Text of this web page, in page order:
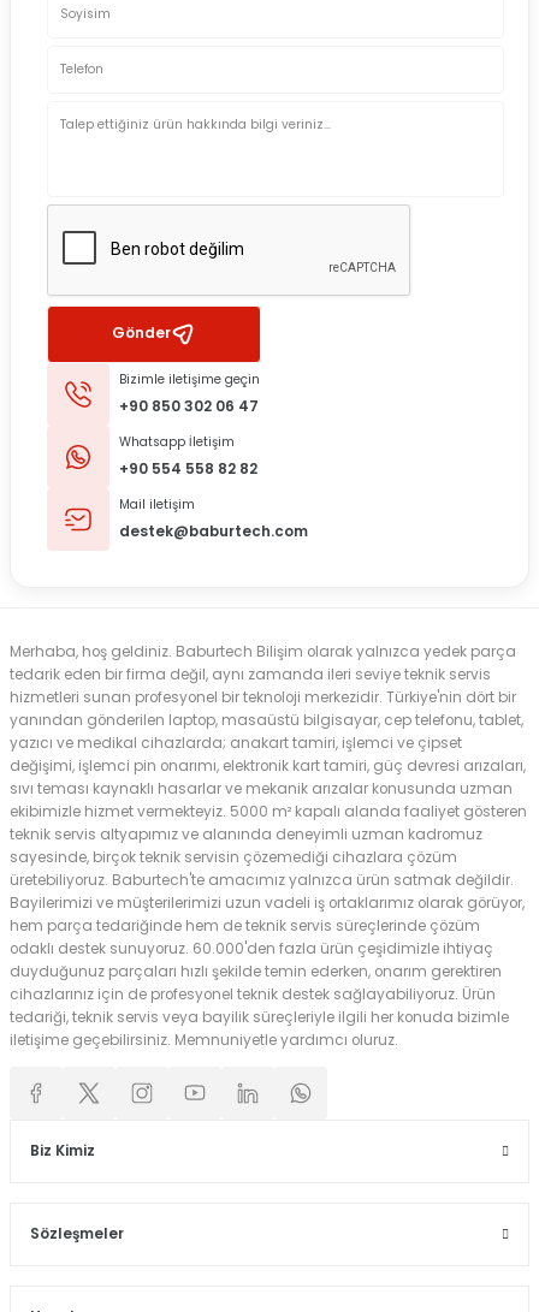
Gönder
Bizimle iletişime geçin
+90 850 302 06 47
Whatsapp İletişim
+90 554 558 82 82
Mail iletişim
destek@baburtech.com
Merhaba, hoş geldiniz. Baburtech Bilişim olarak yalnızca yedek parça
tedarik eden bir firma değil, aynı zamanda ileri seviye teknik servis
hizmetleri sunan profesyonel bir teknoloji merkezidir. Türkiye'nin dört bir
yanından gönderilen laptop, masaüstü bilgisayar, cep telefonu, tablet,
yazıcı ve medikal cihazlarda; anakart tamiri, işlemci ve çipset
değişimi, işlemci pin onarımı, elektronik kart tamiri, güç devresi arızaları,
sıvı teması kaynaklı hasarlar ve mekanik arızalar konusunda uzman
ekibimizle hizmet vermekteyiz. 5000 m² kapalı alanda faaliyet gösteren
teknik servis altyapımız ve alanında deneyimli uzman kadromuz
sayesinde, birçok teknik servisin çözemediği cihazlara çözüm
üretebiliyoruz. Baburtech'te amacımız yalnızca ürün satmak değildir.
Bayilerimizi ve müşterilerimizi uzun vadeli iş ortaklarımız olarak görüyor,
hem parça tedariğinde hem de teknik servis süreçlerinde çözüm
odaklı destek sunuyoruz. 60.000'den fazla ürün çeşidimizle ihtiyaç
duyduğunuz parçaları hızlı şekilde temin ederken, onarım gerektiren
cihazlarınız için de profesyonel teknik destek sağlayabiliyoruz. Ürün
tedariği, teknik servis veya bayilik süreçleriyle ilgili her konuda bizimle
iletişime geçebilirsiniz. Memnuniyetle yardımcı oluruz.
Biz Kimiz
Sözleşmeler